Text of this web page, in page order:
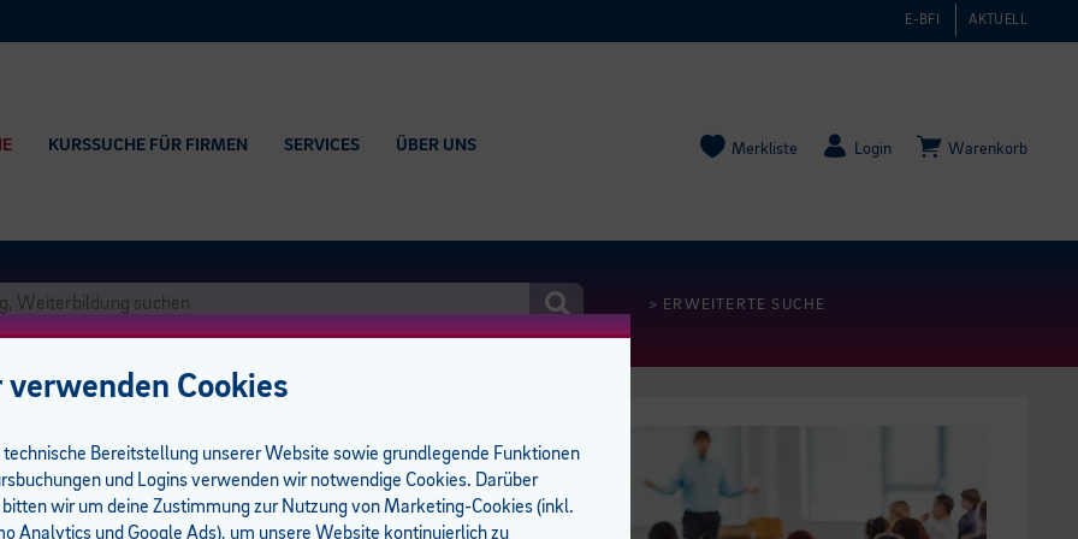
E-BFI AKTUELL
KURSSUCHE FÜR FIRMEN SERVICES ÜBER UNS Merkliste Login Warenkorb
> ERWEITERTE SUCHE
I 0 UE
Cookies
technische Bereitstellung unserer Website sowie grundlegende Funktionen
und Logins verwenden wir notwendige Cookies. Darüber
bitten wir um deine Zustimmung zur Nutzung von Marketing-Cookies (inkl.
Analytics und Google Ads), um unsere Website kontinuierlich zu